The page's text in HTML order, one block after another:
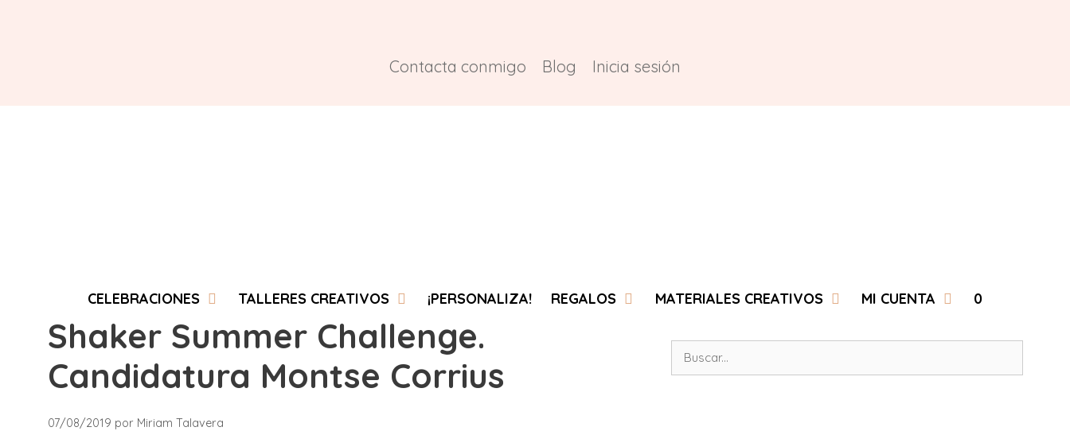
Contacta conmigo Blog Inicia sesión
CELEBRACIONES TALLERES CREATIVOS ¡PERSONALIZA! REGALOS MATERIALES CREATIVOS MI CUENTA 0
Shaker Summer Challenge.
Candidatura Montse Corrius
07/08/2019 por Miriam Talavera